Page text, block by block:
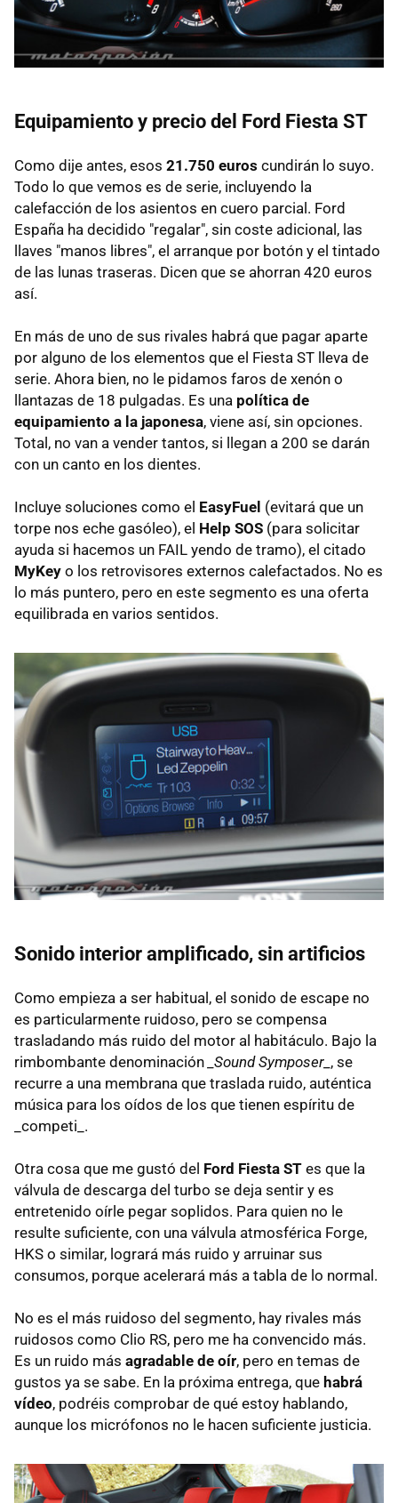
Equipamiento y precio del Ford Fiesta ST
Como dije antes, esos 21.750 euros cundirán lo suyo.
Todo lo que vemos es de serie, incluyendo la
calefacción de los asientos en cuero parcial. Ford
España ha decidido "regalar", sin coste adicional, las
llaves "manos libres", el arranque por botón y el tintado
de las lunas traseras. Dicen que se ahorran 420 euros
así.
En más de uno de sus rivales habrá que pagar aparte
por alguno de los elementos que el Fiesta ST lleva de
serie. Ahora bien, no le pidamos faros de xenón o
llantazas de 18 pulgadas. Es una política de
equipamiento a la japonesa, viene así, sin opciones.
Total, no van a vender tantos, si llegan a 200 se darán
con un canto en los dientes.
Incluye soluciones como el EasyFuel (evitará que un
torpe nos eche gasóleo), el Help SOS (para solicitar
ayuda si hacemos un FAIL yendo de tramo), el citado
MyKey o los retrovisores externos calefactados. No es
lo más puntero, pero en este segmento es una oferta
equilibrada en varios sentidos.
Sonido interior amplificado, sin artificios
Como empieza a ser habitual, el sonido de escape no
es particularmente ruidoso, pero se compensa
trasladando más ruido del motor al habitáculo. Bajo la
rimbombante denominación _Sound Symposer_ , se
recurre a una membrana que traslada ruido, auténtica
música para los oídos de los que tienen espíritu de
_competi_.
Otra cosa que me gustó del Ford Fiesta ST es que la
válvula de descarga del turbo se deja sentir y es
entretenido oírle pegar soplidos. Para quien no le
resulte suficiente, con una válvula atmosférica Forge,
HKS o similar, logrará más ruido y arruinar sus
consumos, porque acelerará más a tabla de lo normal.
No es el más ruidoso del segmento, hay rivales más
ruidosos como Clio RS, pero me ha convencido más.
Es un ruido más agradable de oír, pero en temas de
gustos ya se sabe. En la próxima entrega, que habrá
vídeo, podréis comprobar de qué estoy hablando,
aunque los micrófonos no le hacen suficiente justicia.